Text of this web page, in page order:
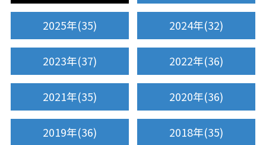
2025年(35) 2024年(32)
2023年(37) 2022年(36)
2021年(35) 2020年(36)
2019年(36) 2018年(35)